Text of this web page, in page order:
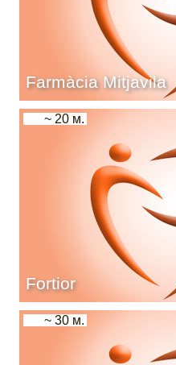
Farmàcia Mitjavila
Fortior
~ 20 м.
~ 30 м.